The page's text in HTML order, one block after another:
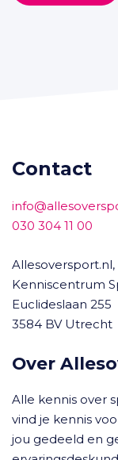
Contact
030 304 11 00
Allesoversport.nl,
Kenniscentrum
Euclideslaan 255
3584 BV Utrecht
Over
Alle kennis over
vind je kennis
jou gedeeld en